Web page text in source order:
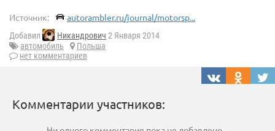
Источник: autorambler.ru/journal/motorsp...
Добавил Никандрович 2 Января 2014
автомобиль
Польша
нет комментариев
Комментарии участников: